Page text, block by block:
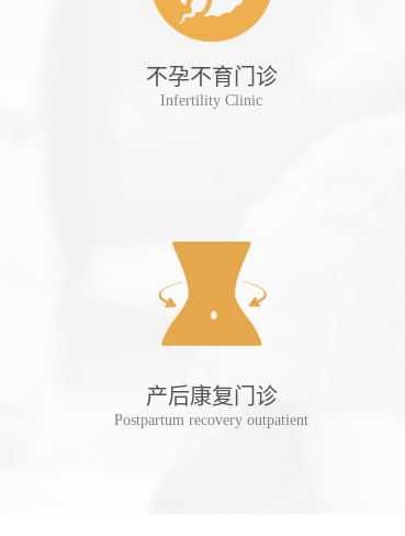
不孕不育门诊
Infertility Clinic
产后康复门诊
Postpartum recovery outpatient